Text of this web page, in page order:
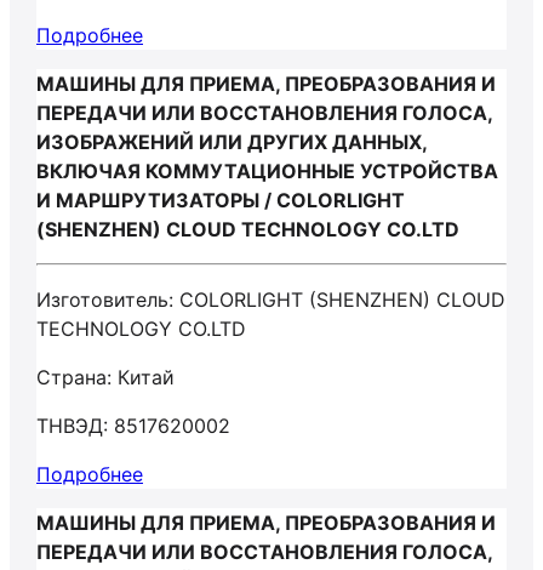
Подробнее
МАШИНЫ ДЛЯ ПРИЕМА, ПРЕОБРАЗОВАНИЯ И
ПЕРЕДАЧИ ИЛИ ВОССТАНОВЛЕНИЯ ГОЛОСА,
ИЗОБРАЖЕНИЙ ИЛИ ДРУГИХ ДАННЫХ,
ВКЛЮЧАЯ КОММУТАЦИОННЫЕ УСТРОЙСТВА
И МАРШРУТИЗАТОРЫ / COLORLIGHT
(SHENZHEN) CLOUD TECHNOLOGY CO.LTD
Изготовитель: COLORLIGHT (SHENZHEN) CLOUD
TECHNOLOGY CO.LTD
Страна: Китай
ТНВЭД: 8517620002
Подробнее
МАШИНЫ ДЛЯ ПРИЕМА, ПРЕОБРАЗОВАНИЯ И
ПЕРЕДАЧИ ИЛИ ВОССТАНОВЛЕНИЯ ГОЛОСА,